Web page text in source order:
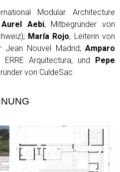
Modular Architecture
Aurel Aebi, Mitbegründer von
María Rojo, Leiterin von
Jean Nouvel Madrid;Amparo
Arquitectura, und Pepe
von CuldeSac